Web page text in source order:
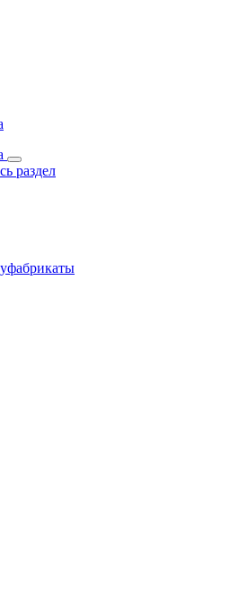
раздел